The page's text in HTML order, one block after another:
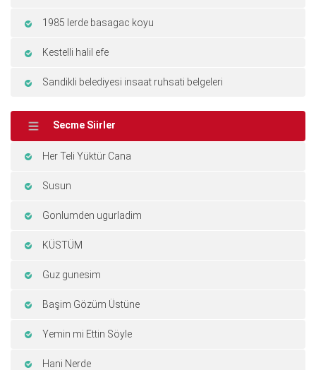
1985 lerde basagac koyu
Kestelli halil efe
Sandikli belediyesi insaat ruhsati belgeleri
Secme Siirler
Her Teli Yüktür Cana
Susun
Gonlumden ugurladim
KÜSTÜM
Guz gunesim
Başim Gözüm Üstüne
Yemin mi Ettin Söyle
Hani Nerde